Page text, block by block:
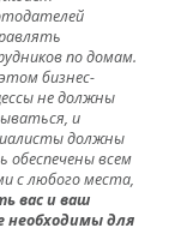
по домам.
бизнес-
не должны
и
должны
обеспечены всем
с любого места,
вас и ваш
необходимы для